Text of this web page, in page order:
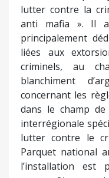
lutter contre la
anti mafia ». Il
principalement
liées aux
criminels, au
blanchiment
concernant les
dans le champ
interrégionale
lutter contre le
Parquet national
l’installation est